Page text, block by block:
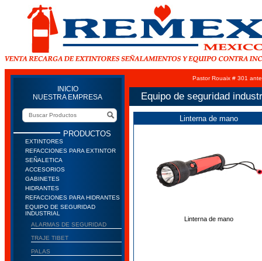
INICIO
NUESTRA EMPRESA
PRODUCTOS
EXTINTORES
REFACCIONES PARA EXTINTOR
SEÑALETICA
ACCESORIOS
GABINETES
HIDRANTES
REFACCIONES PARA HIDRANTES
EQUIPO DE SEGURIDAD
INDUSTRIAL
ALARMAS DE SEGURIDAD
TRAJE TIBET
PALAS
Pastor Rouaix # 301
Equipo de seguridad
Linterna de mano
Linterna de mano